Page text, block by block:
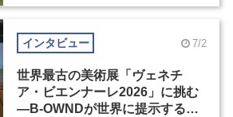
インタビュー 7/2
世界最古の美術展「ヴェネチ
ア・ビエンナーレ2026」に挑む
―B-OWNDが世界に提示する美